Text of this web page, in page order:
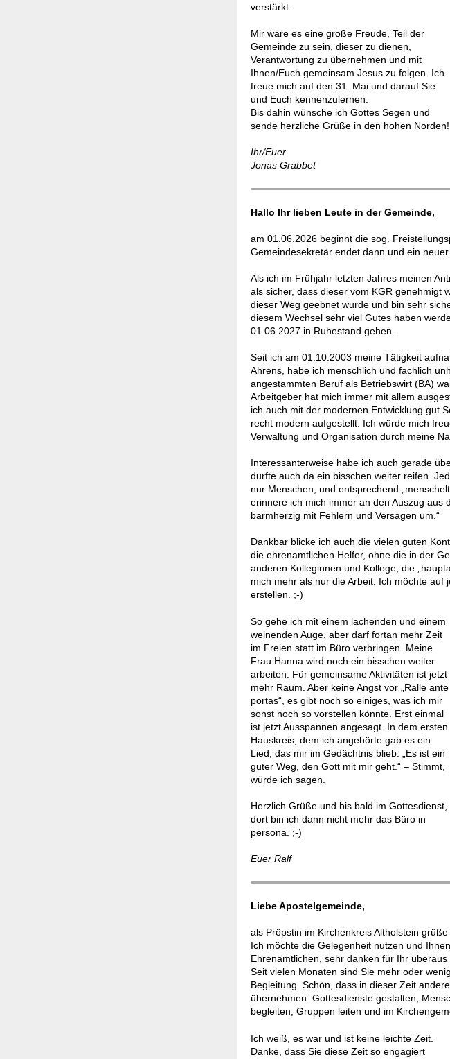
verstärkt.
Mir wäre es eine große Freude, Teil der
Gemeinde zu sein, dieser zu dienen,
Verantwortung zu übernehmen und mit
Ihnen/Euch gemeinsam Jesus zu folgen. Ich
freue mich auf den 31. Mai und darauf Sie
und Euch kennenzulernen.
Bis dahin wünsche ich Gottes Segen und
sende herzliche Grüße in den hohen Norden!
Ihr/Euer
Jonas Grabbet
Hallo Ihr lieben Leute in der Gemeinde,
am 01.06.2026 beginnt die sog.
Gemeindesekretär endet dann und ein
Als ich im Frühjahr letzten Jahres meinen
als sicher, dass dieser vom KGR genehmigt
dieser Weg geebnet wurde und bin sehr
diesem Wechsel sehr viel Gutes haben
01.06.2027 in Ruhestand gehen.
Seit ich am 01.10.2003 meine Tätigkeit
Ahrens, habe ich menschlich und fachlich
angestammten Beruf als Betriebswirt (BA)
Arbeitgeber hat mich immer mit allem
ich auch mit der modernen Entwicklung gut
recht modern aufgestellt. Ich würde mich
Verwaltung und Organisation durch meine
Interessanterweise habe ich auch gerade
durfte auch da ein bisschen weiter reifen.
nur Menschen, und entsprechend
erinnere ich mich immer an den Auszug aus
barmherzig mit Fehlern und Versagen um.“
Dankbar blicke ich auch die vielen guten
die ehrenamtlichen Helfer, ohne die in der
anderen Kolleginnen und Kollege, die
mich mehr als nur die Arbeit. Ich möchte
erstellen. ;-)
So gehe ich mit einem lachenden und einem
weinenden Auge, aber darf fortan mehr Zeit
im Freien statt im Büro verbringen. Meine
Frau Hanna wird noch ein bisschen weiter
arbeiten. Für gemeinsame Aktivitäten ist jetzt
mehr Raum. Aber keine Angst vor „Ralle ante
portas“, es gibt noch so einiges, was ich mir
sonst noch so vorstellen könnte. Erst einmal
ist jetzt Ausspannen angesagt. In dem ersten
Hauskreis, dem ich angehörte gab es ein
Lied, das mir im Gedächtnis blieb: „Es ist ein
guter Weg, den Gott mit mir geht.“ – Stimmt,
würde ich sagen.
Herzlich Grüße und bis bald im Gottesdienst,
dort bin ich dann nicht mehr das Büro in
persona. ;-)
Euer Ralf
Liebe Apostelgemeinde,
als Pröpstin im Kirchenkreis Altholstein
Ich möchte die Gelegenheit nutzen und
Ehrenamtlichen, sehr danken für Ihr
Seit vielen Monaten sind Sie mehr oder
Begleitung. Schön, dass in dieser Zeit
übernehmen: Gottesdienste gestalten,
begleiten, Gruppen leiten und im
Ich weiß, es war und ist keine leichte Zeit.
Danke, dass Sie diese Zeit so engagiert